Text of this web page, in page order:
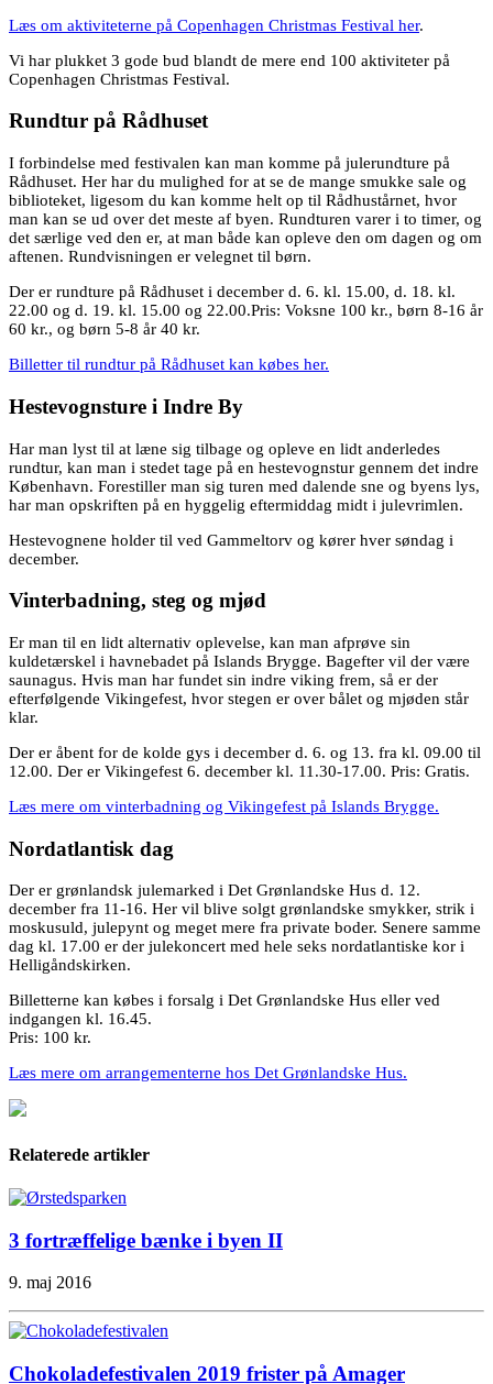
Læs om aktiviteterne på Copenhagen Christmas Festival her.
Vi har plukket 3 gode bud blandt de mere end 100 aktiviteter på
Copenhagen Christmas Festival.
Rundtur på Rådhuset
I forbindelse med festivalen kan man komme på julerundture på
Rådhuset. Her har du mulighed for at se de mange smukke sale og
biblioteket, ligesom du kan komme helt op til Rådhustårnet, hvor
man kan se ud over det meste af byen. Rundturen varer i to timer, og
det særlige ved den er, at man både kan opleve den om dagen og om
aftenen. Rundvisningen er velegnet til børn.
Der er rundture på Rådhuset i december d. 6. kl. 15.00, d. 18. kl.
22.00 og d. 19. kl. 15.00 og 22.00.Pris: Voksne 100 kr., børn 8-16 år
60 kr., og børn 5-8 år 40 kr.
Billetter til rundtur på Rådhuset kan købes her.
Hestevognsture i Indre By
Har man lyst til at læne sig tilbage og opleve en lidt anderledes
rundtur, kan man i stedet tage på en hestevognstur gennem det indre
København. Forestiller man sig turen med dalende sne og byens lys,
har man opskriften på en hyggelig eftermiddag midt i julevrimlen.
Hestevognene holder til ved Gammeltorv og kører hver søndag i
december.
Vinterbadning, steg og mjød
Er man til en lidt alternativ oplevelse, kan man afprøve sin
kuldetærskel i havnebadet på Islands Brygge. Bagefter vil der være
saunagus. Hvis man har fundet sin indre viking frem, så er der
efterfølgende Vikingefest, hvor stegen er over bålet og mjøden står
klar.
Der er åbent for de kolde gys i december d. 6. og 13. fra kl. 09.00 til
12.00. Der er Vikingefest 6. december kl. 11.30-17.00. Pris: Gratis.
Læs mere om vinterbadning og Vikingefest på Islands Brygge.
Nordatlantisk dag
Der er grønlandsk julemarked i Det Grønlandske Hus d. 12.
december fra 11-16. Her vil blive solgt grønlandske smykker, strik i
moskusuld, julepynt og meget mere fra private boder. Senere samme
dag kl. 17.00 er der julekoncert med hele seks nordatlantiske kor i
Helligåndskirken.
Billetterne kan købes i forsalg i Det Grønlandske Hus eller ved
indgangen kl. 16.45.
Pris: 100 kr.
Læs mere om arrangementerne hos Det Grønlandske Hus.
Relaterede artikler
3 fortræffelige bænke i byen II
9. maj 2016
Chokoladefestivalen 2019 frister på Amager